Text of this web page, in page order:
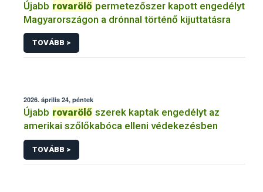
Újabb rovarölő permetezőszer kapott engedélyt
Magyarországon a drónnal történő kijuttatásra
TOVÁBB >
2026. április 24, péntek
Újabb rovarölő szerek kaptak engedélyt az
amerikai szőlőkabóca elleni védekezésben
TOVÁBB >